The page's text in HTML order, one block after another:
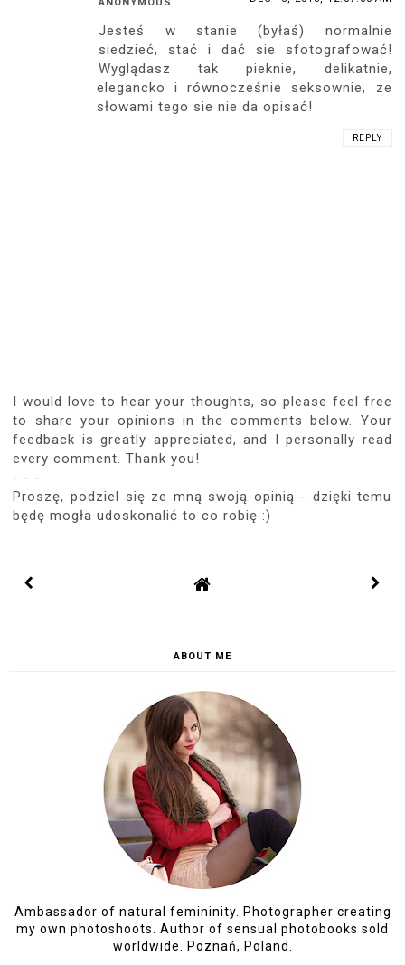
Jesteś w stanie (byłaś) normalnie
siedzieć, stać i dać sie sfotografować!
Wyglądasz tak pieknie, delikatnie,
elegancko i równocześnie seksownie, ze
słowami tego sie nie da opisać!
REPLY
I would love to hear your thoughts, so please feel free
to share your opinions in the comments below. Your
feedback is greatly appreciated, and I personally read
every comment. Thank you!
- - -
Proszę, podziel się ze mną swoją opinią - dzięki temu
będę mogła udoskonalić to co robię :)
ABOUT ME
Ambassador of natural femininity. Photographer creating
my own photoshoots. Author of sensual photobooks sold
worldwide. Poznań, Poland.